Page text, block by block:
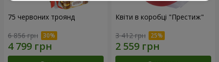
75 червоних троянд
6 856 грн
Квіти в коробці "Престиж"
3 412 грн